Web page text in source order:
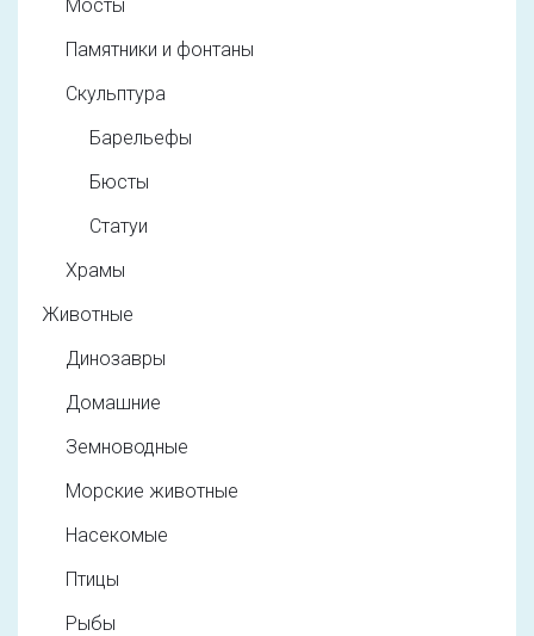
Мосты
Памятники и фонтаны
Скульптура
Барельефы
Бюсты
Статуи
Храмы
Животные
Динозавры
Домашние
Земноводные
Морские животные
Насекомые
Птицы
Рыбы